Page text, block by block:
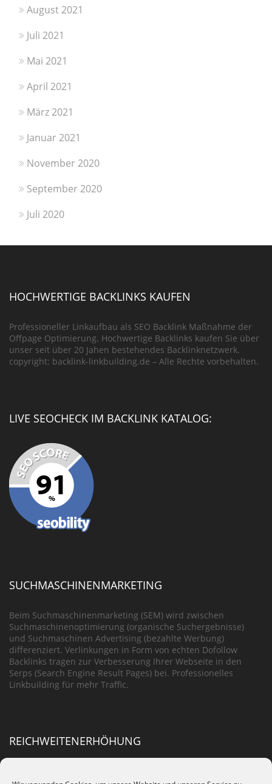
August 2021
Juli 2021
Mai 2021
April 2021
März 2021
Januar 2021
November 2020
September 2020
Juli 2020
HOCHWERTIGE BACKLINKS KAUFEN
Professioneller Linkaufbau als SEO Backlink Maßnahme der
Offpage Optimierung. Hochwertige Backlinks kaufen Sie über
unser seit über 20 Jahen bestehendes Backlinknetzwerk.
copyright: backlink-linkbuilding.de – Alle Rechte vorbehalten.
LIVE SEOCHECK IM BACKLINK KATALOG:
SUCHMASCHINENMARKETING
Beim Suchmaschinenmarketing (SEM) wird zwischen
Suchmaschinenoptimierung (organische Suchergebnisse)
und Suchmaschinen Advertising (bezahlte Werbung)
differenziert. Verlinkungen in Form von echten Dofollow
Backlinks tragen zur Verbesserung Ihrer Webseite in den
Serps (Search Engine Result Pages) bei. Professionelles
Linkbuilding für mehr Traffic.
REICHWEITENERHÖHUNG